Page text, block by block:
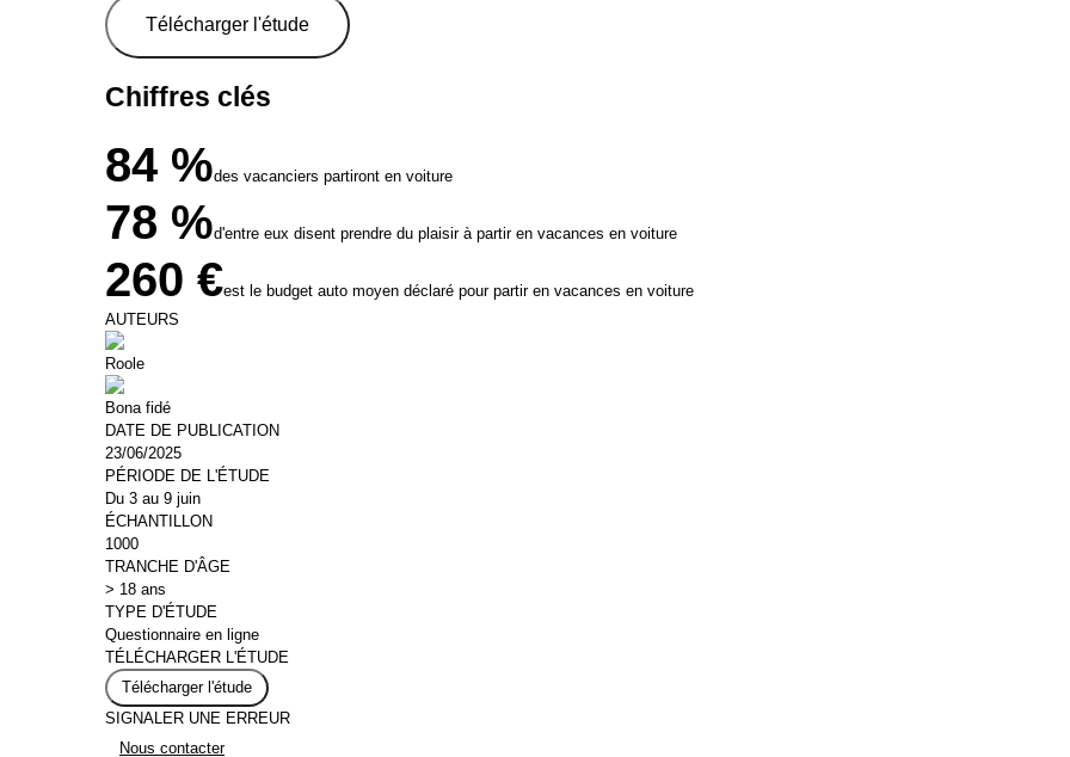
Usages et comportements
Mis à jour le : 23/06/2025
Télécharger l'étude
Chiffres clés
84 %des vacanciers partiront en voiture
78 %d'entre eux disent prendre du plaisir à partir en vacances en voiture
260 €est le budget auto moyen déclaré pour partir en vacances en voiture
AUTEURS
Roole
Bona fidé
DATE DE PUBLICATION
23/06/2025
PÉRIODE DE L'ÉTUDE
Du 3 au 9 juin
ÉCHANTILLON
1000
TRANCHE D'ÂGE
> 18 ans
TYPE D'ÉTUDE
Questionnaire en ligne
TÉLÉCHARGER L'ÉTUDE
Télécharger l'étude
SIGNALER UNE ERREUR
Nous contacter